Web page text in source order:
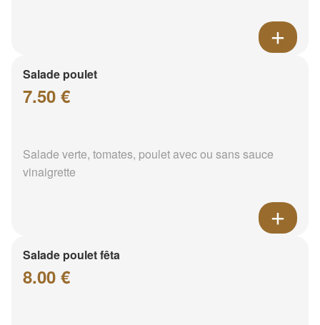
Salade poulet
7.50 €
Salade verte, tomates, poulet avec ou sans sauce
vinaigrette
Salade poulet fêta
8.00 €